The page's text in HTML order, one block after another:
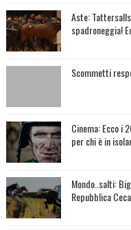
Aste:
spadroneggia!
Scommetti
Cinema: Ecco i
per chi è in
Mondo..salti:
Repubblica